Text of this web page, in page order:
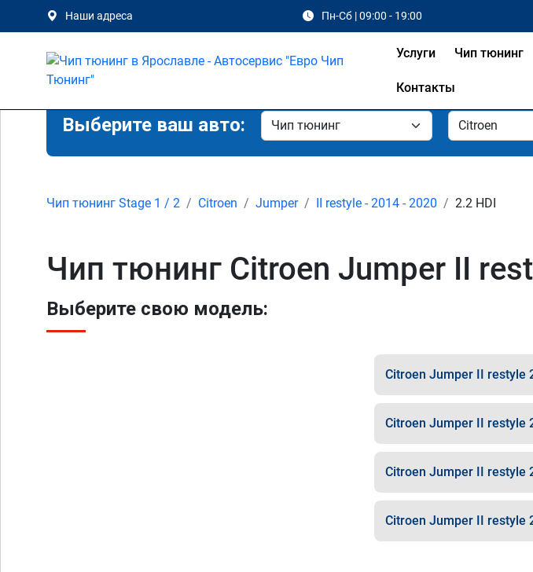
Наши адреса Пн-Сб | 09:00 - 19:00
Услуги Чип тюнинг
Контакты
Выберите ваш авто:
Чип тюнинг Stage 1 / 2 Citroen Jumper II restyle - 2014 - 2020 2.2 HDI
Чип тюнинг Citroen Jumper II
Выберите свою модель:
Citroen Jumper II restyle
Citroen Jumper II restyle
Citroen Jumper II restyle
Citroen Jumper II restyle